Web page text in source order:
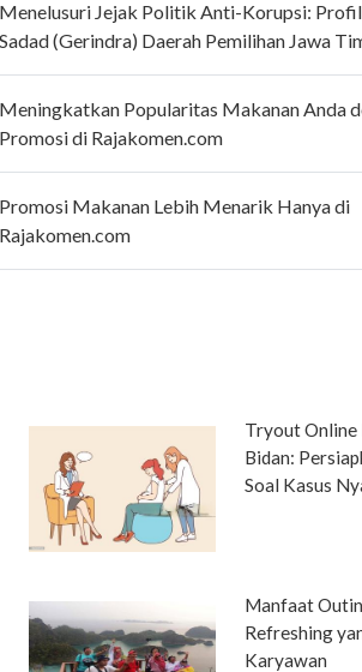
Jejak Politik Anti-Korupsi:
(Gerindra) Daerah Pemilihan Jawa
Popularitas Makanan Anda
di Rajakomen.com
Makanan Lebih Menarik Hanya di
Tryout
Bidan:
Soal Kasus
Manfaat
Refreshing
Karyawan